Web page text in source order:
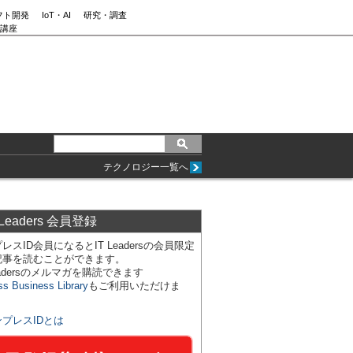
ト開発 IoT・AI
研究・調査
座
テクノロジー一覧へ
会員登録
スID会員になるとIT Leadersの会員限定
を読むことができます。
のメルマガを購読できます
Business Libraryもご利用いただけま
プレスIDとは